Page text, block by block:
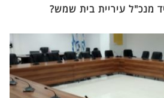
מנכ"ל עיריית בית שמש?